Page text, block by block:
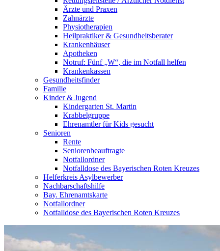
Ärzte und Praxen
Zahnärzte
Physiotherapien
Heilpraktiker & Gesundheitsberater
Krankenhäuser
Apotheken
Notruf: Fünf „W“, die im Notfall helfen
Krankenkassen
Gesundheitsfinder
Familie
Kinder & Jugend
Kindergarten St. Martin
Krabbelgruppe
Ehrenamtler für Kids gesucht
Senioren
Rente
Seniorenbeauftragte
Notfallordner
Notfalldose des Bayerischen Roten Kreuzes
Helferkreis Asylbewerber
Nachbarschaftshilfe
Bay. Ehrenamtskarte
Notfallordner
Notfalldose des Bayerischen Roten Kreuzes